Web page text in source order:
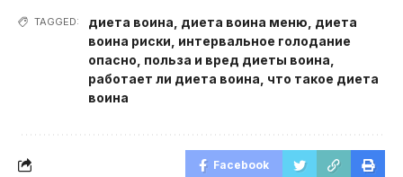
TAGGED: диета воина диета воина меню диета
воина риски интервальное голодание
опасно польза и вред диеты воина
работает ли диета воина что такое диета
воина
Facebook